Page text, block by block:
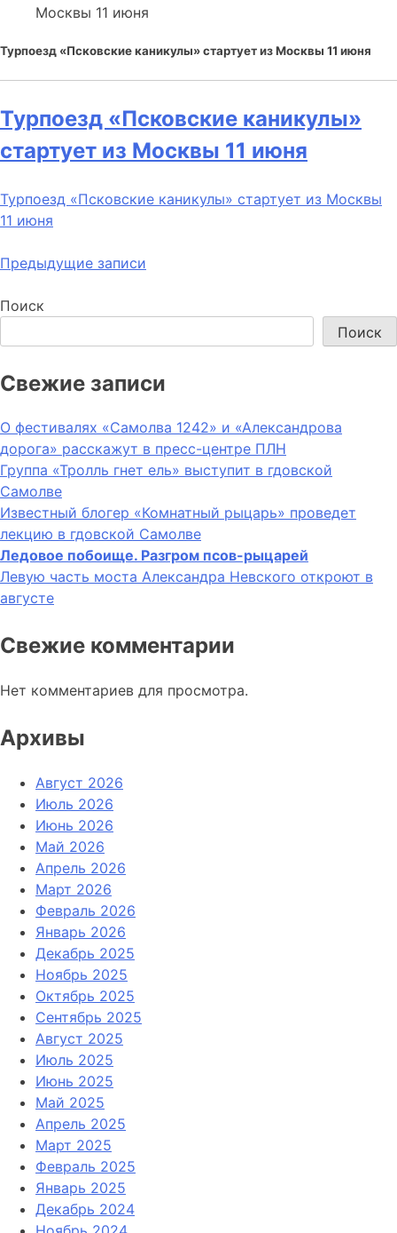
Москвы 11 июня
Турпоезд «Псковские каникулы» стартует из Москвы 11 июня
Турпоезд «Псковские каникулы»
стартует из Москвы 11 июня
Турпоезд «Псковские каникулы» стартует из Москвы
11 июня
Навигация
по
Предыдущие записи
Поиск
Поиск
Свежие записи
О фестивалях «Самолва 1242» и «Александрова
дорога» расскажут в пресс-центре ПЛН
Группа «Тролль гнет ель» выступит в гдовской
Самолве
Известный блогер «Комнатный рыцарь» проведет
лекцию в гдовской Самолве
Ледовое побоище. Разгром псов-рыцарей
Левую часть моста Александра Невского откроют в
августе
Свежие комментарии
Нет комментариев для просмотра.
Архивы
Август 2026
Июль 2026
Июнь 2026
Май 2026
Апрель 2026
Март 2026
Февраль 2026
Январь 2026
Декабрь 2025
Ноябрь 2025
Октябрь 2025
Сентябрь 2025
Август 2025
Июль 2025
Июнь 2025
Май 2025
Апрель 2025
Март 2025
Февраль 2025
Январь 2025
Декабрь 2024